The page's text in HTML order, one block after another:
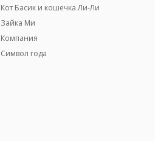
Кот Басик и кошечка Ли-Ли
Зайка Ми
Компания
Символ года